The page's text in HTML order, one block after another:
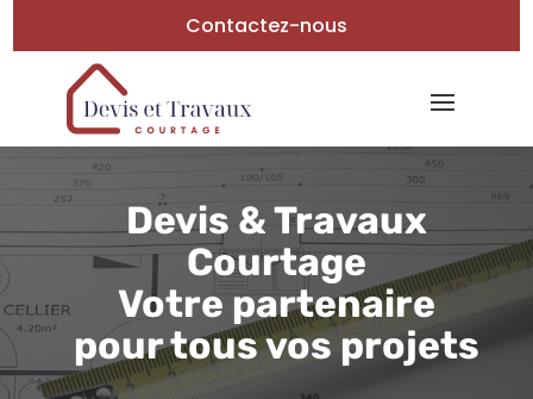
Contactez-nous
Devis & Travaux
Courtage
Votre partenaire
pour tous vos projets